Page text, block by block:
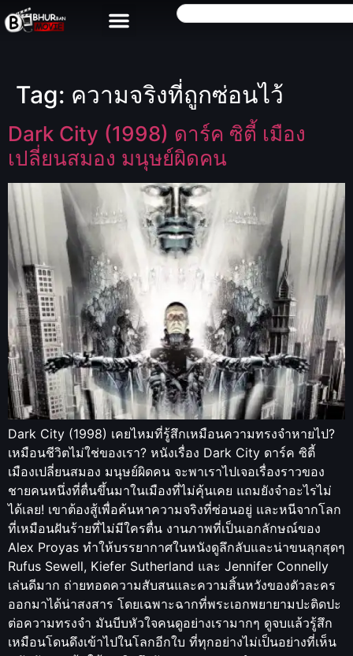
Tag: ความจริงที่ถูกซ่อนไว้
Dark City (1998) ดาร์ค ซิตี้ เมือง
เปลี่ยนสมอง มนุษย์ผิดคน
Dark City (1998) เคยไหมที่รู้สึกเหมือนความทรงจำหายไป?
เหมือนชีวิตไม่ใช่ของเรา? หนังเรื่อง Dark City ดาร์ค ซิตี้
เมืองเปลี่ยนสมอง มนุษย์ผิดคน จะพาเราไปเจอเรื่องราวของ
ชายคนหนึ่งที่ตื่นขึ้นมาในเมืองที่ไม่คุ้นเคย แถมยังจำอะไรไม่
ได้เลย! เขาต้องสู้เพื่อค้นหาความจริงที่ซ่อนอยู่ และหนีจากโลก
ที่เหมือนฝันร้ายที่ไม่มีใครตื่น งานภาพที่เป็นเอกลักษณ์ของ
Alex Proyas ทำให้บรรยากาศในหนังดูลึกลับและน่าขนลุกสุดๆ
Rufus Sewell, Kiefer Sutherland และ Jennifer Connelly
เล่นดีมาก ถ่ายทอดความสับสนและความสิ้นหวังของตัวละคร
ออกมาได้น่าสงสาร โดยเฉพาะฉากที่พระเอกพยายามปะติดปะ
ต่อความทรงจำ มันบีบหัวใจคนดูอย่างเรามากๆ ดูจบแล้วรู้สึก
เหมือนโดนดึงเข้าไปในโลกอีกใบ ที่ทุกอย่างไม่เป็นอย่างที่เห็น